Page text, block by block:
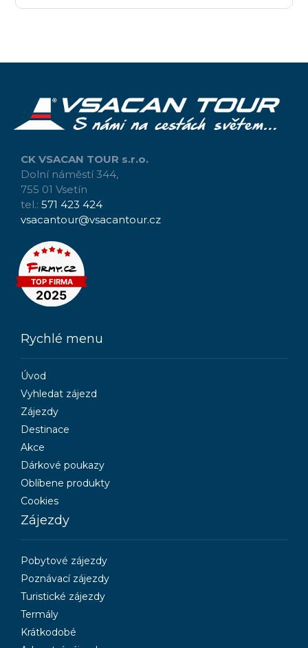
CK VSACAN TOUR s.r.o.
Dolní náměstí 344,
755 01 Vsetín
tel.: 571 423 424
vsacantour@vsacantour.cz
Rychlé menu
Úvod
Vyhledat zájezd
Zájezdy
Destinace
Akce
Dárkové poukazy
Oblíbene produkty
Cookies
Zájezdy
Pobytové zájezdy
Poznávací zájezdy
Turistické zájezdy
Termály
Krátkodobé